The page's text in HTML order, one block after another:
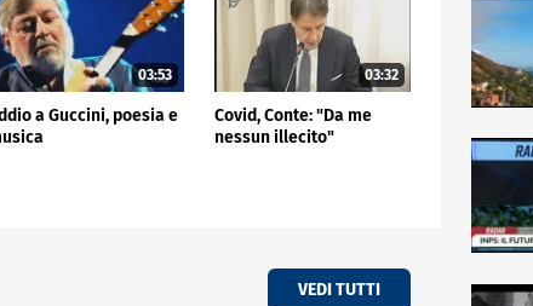
03:53
a Guccini, poesia e
03:32
Covid, Conte: "Da me
nessun illecito"
VEDI TUTTI